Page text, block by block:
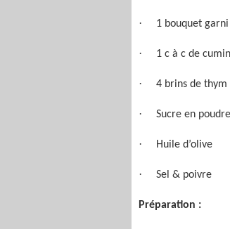
· 1 bouquet garni
· 1 c à c de cumin
· 4 brins de thym
· Sucre en poudre
· Huile d’olive
· Sel & poivre
Préparation :